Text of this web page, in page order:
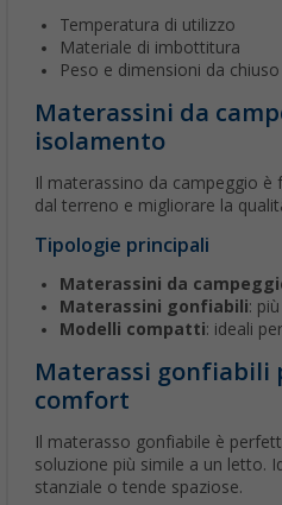
Temperatura di utilizzo
Materiale di imbottitura
Peso e dimensioni da chiuso
Materassini da
isolamento
Il materassino da campeggio è
dal terreno e migliorare la
Tipologie principali
Materassini da
Materassini gonfiabili:
Modelli compatti: ideali
Materassi gonfiabili
comfort
Il materasso gonfiabile è
soluzione più simile a un letto.
stanziale o tende spaziose.